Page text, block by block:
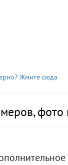
Жмите сюда
фото